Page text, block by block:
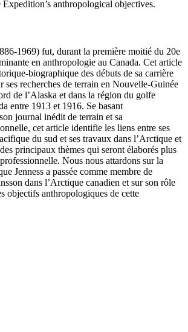
anthropological objectives.
1969) fut, durant la première moitié du 20e
en anthropologie au Canada. Cet article
biographique des débuts de sa carrière
ses recherches de terrain en Nouvelle-Guinée
de l’Alaska et dans la région du golfe
entre 1913 et 1916. Se basant
journal inédit de terrain et sa
cet article identifie les liens entre ses
du sud et ses travaux dans l’Arctique et
principaux thèmes qui seront élaborés plus
Nous nous attardons sur la
Jenness a passée comme membre de
dans l’Arctique canadien et sur son rôle
objectifs anthropologiques de cette